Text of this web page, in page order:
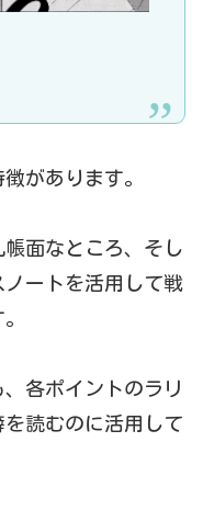
があります。
面なところ、そし
ートを活用して戦
各ポイントのラリ
読むのに活用して